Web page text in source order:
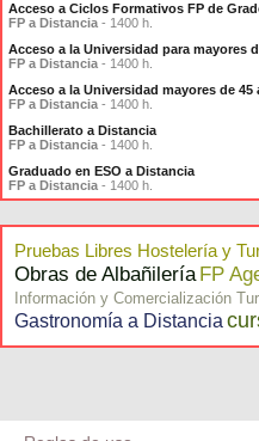
Acceso a Ciclos Formativos FP de
FP a Distancia - 1400 h.
Acceso a la Universidad para mayores
FP a Distancia - 1400 h.
Acceso a la Universidad mayores de 45
FP a Distancia - 1400 h.
Bachillerato a Distancia
FP a Distancia - 1400 h.
Graduado en ESO a Distancia
FP a Distancia - 1400 h.
Pruebas Libres Hostelería y
Obras de Albañilería FP
Información y Comercialización
Gastronomía a Distancia